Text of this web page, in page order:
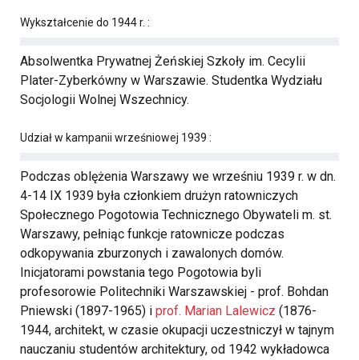
Wykształcenie do 1944 r. :
Absolwentka Prywatnej Żeńskiej Szkoły im. Cecylii
Plater-Zyberkówny w Warszawie. Studentka Wydziału
Socjologii Wolnej Wszechnicy.
Udział w kampanii wrześniowej 1939 :
Podczas oblężenia Warszawy we wrześniu 1939 r. w dn.
4-14 IX 1939 była członkiem drużyn ratowniczych
Społecznego Pogotowia Technicznego Obywateli m. st.
Warszawy, pełniąc funkcje ratownicze podczas
odkopywania zburzonych i zawalonych domów.
Inicjatorami powstania tego Pogotowia byli
profesorowie Politechniki Warszawskiej - prof. Bohdan
Pniewski (1897-1965) i prof. Marian Lalewicz (1876-
1944, architekt, w czasie okupacji uczestniczył w tajnym
nauczaniu studentów architektury, od 1942 wykładowca